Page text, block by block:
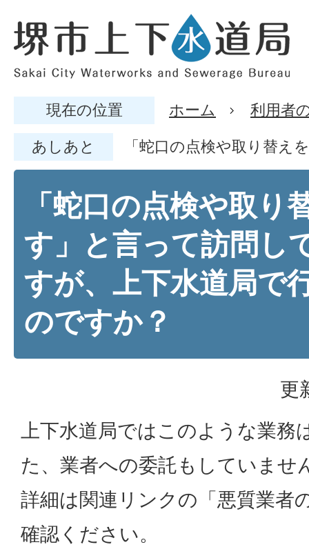
現在の位置 ホーム 利用者
あしあと 「蛇口の点検や取り替
「蛇口の点検や取り
す」と言って訪問し
すが、上下水道局で
のですか？
更
上下水道局ではこのような業
た、業者への委託もしていませ
詳細は関連リンクの「悪質業者
確認ください。